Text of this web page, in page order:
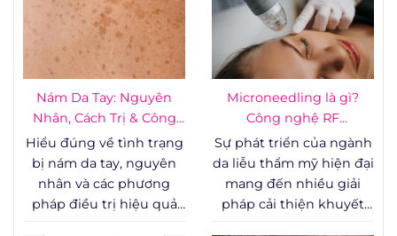
Nám Da Tay: Nguyên
Nhân, Cách Trị & Công
Nghệ
Hiểu đúng về tình trạng
bị nám da tay, nguyên
nhân và các phương
pháp điều trị hiệu quả
Microneedling là gì?
Công nghệ RF
Microneedling - vi kim
RF
Sự phát triển của ngành
da liễu thẩm mỹ hiện đại
mang đến nhiều giải
pháp cải thiện khuyết